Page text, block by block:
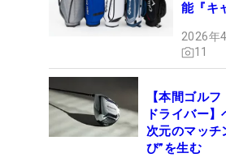
能『キ
2026年
11
【本間ゴル
ドライバー
次元のマッチ
び”を生む